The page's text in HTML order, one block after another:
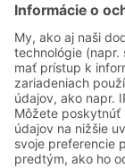
Odoslať